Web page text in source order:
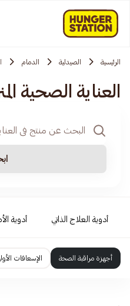
الرئيسية الصيدلية الدمام
العناية الصحية
أدوية العلاج الذاتي أدوية
أجهزة مراقبة الصحة الإسعافات